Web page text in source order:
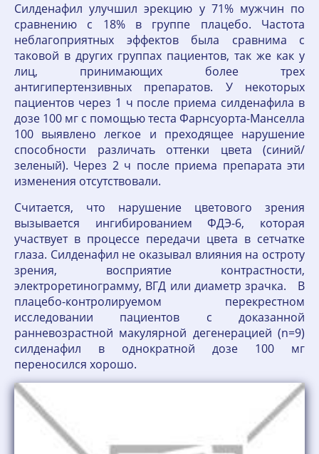
Силденафил улучшил эрекцию у 71% мужчин по
сравнению с 18% в группе плацебо. Частота
неблагоприятных эффектов была сравнима с
таковой в других группах пациентов, так же как у
лиц, принимающих более трех
антигипертензивных препаратов. У некоторых
пациентов через 1 ч после приема силденафила в
дозе 100 мг с помощью теста Фарнсуорта-Манселла
100 выявлено легкое и преходящее нарушение
способности различать оттенки цвета (синий/
зеленый). Через 2 ч после приема препарата эти
изменения отсутствовали.
Считается, что нарушение цветового зрения
вызывается ингибированием ФДЭ-6, которая
участвует в процессе передачи цвета в сетчатке
глаза. Силденафил не оказывал влияния на остроту
зрения, восприятие контрастности,
электроретинограмму, ВГД или диаметр зрачка. В
плацебо-контролируемом перекрестном
исследовании пациентов с доказанной
ранневозрастной макулярной дегенерацией (n=9)
силденафил в однократной дозе 100 мг
переносился хорошо.